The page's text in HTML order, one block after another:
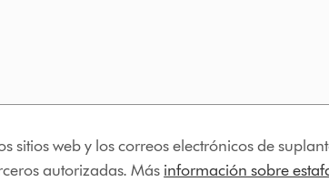
sitios web y los correos electrónicos de
autorizadas. Más información sobre